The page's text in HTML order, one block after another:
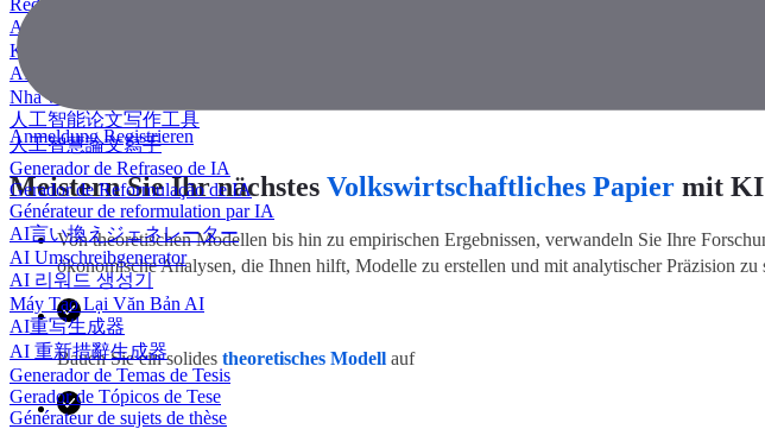
Rédacteur d'essais IA
AIエッセイライター
KI Essay-Schreiber
AI 에세이 작성기
Nhà văn luận văn AI
人工智能论文写作工具
人工智慧論文寫手
Generador de Refraseo de IA
Gerador de Reformulação de IA
Générateur de reformulation par IA
AI言い換えジェネレーター
AI Umschreibgenerator
AI 리워드 생성기
Máy Tạo Lại Văn Bản AI
AI重写生成器
AI 重新措辭生成器
Generador de Temas de Tesis
Gerador de Tópicos de Tese
Générateur de sujets de thèse
AnmeldungRegistrieren
Meistern Sie Ihr nächstes Volkswirtschaftliches Papier mit KI
Von theoretischen Modellen bis hin zu empirischen Ergebnissen, verwandeln Sie Ihre
ökonomische Analysen, die Ihnen hilft, Modelle zu erstellen und mit analytischer Präzision zu
Bauen Sie ein solides theoretisches Modell auf